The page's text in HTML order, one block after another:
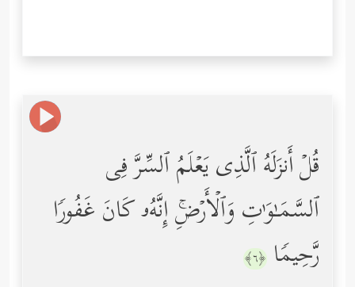
قُلۡ أَنزَلَهُ ٱلَّذِی یَعۡلَمُ ٱلسِّرَّ فِی
ٱلسَّمَـٰوَ ٰ⁠تِ وَٱلۡأَرۡضِۚ إِنَّهُۥ كَانَ غَفُورࣰا
رَّحِیمࣰا ﴿٦﴾